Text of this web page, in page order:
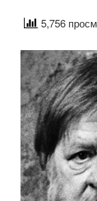
5,756